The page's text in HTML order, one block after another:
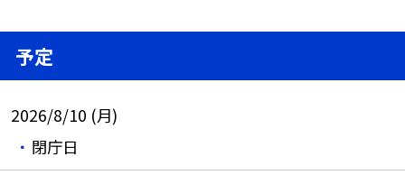
予定
2026/8/10 (月)
閉庁日